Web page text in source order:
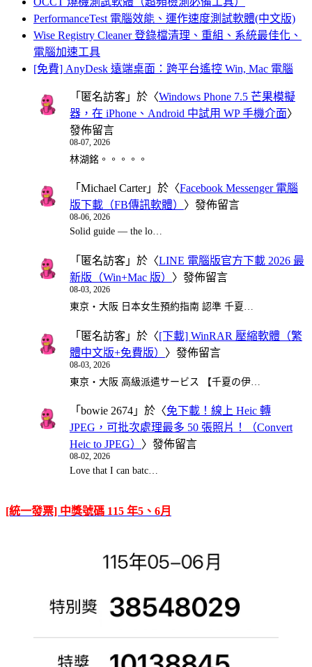
PerformanceTest 電腦效能、運作速度測試軟體(中文版)
Wise Registry Cleaner 登錄檔清理、重組、系統最佳化、
電腦加速工具
[免費] AnyDesk 遠端桌面：跨平台遙控 Win, Mac 電腦
「 匿名訪客 」於〈Windows Phone 7.5 芒果模擬
器，在 iPhone、Android 中試用 WP 手機介面〉
發佈留言
08-07, 2026
林湖銘。。。。。
「 Michael Carter」於〈Facebook Messenger 電腦
版下載（FB傳訊軟體） 〉發佈留言
08-06, 2026
Solid guide — the lo…
「 匿名訪客 」於〈LINE 電腦版官方下載 2026 最
新版（Win+Mac 版） 〉發佈留言
08-03, 2026
東京・大阪 日本女生預約指南 認準 千夏…
「 匿名訪客 」於〈[下載] WinRAR 壓縮軟體（繁
體中文版+免費版） 〉發佈留言
08-03, 2026
東京・大阪 高級派遣サービス 【千夏の伊…
「 bowie 2674 」於〈免下載！線上 Heic 轉
JPEG，可批次處理最多 50 張照片！（Convert
Heic to JPEG） 〉發佈留言
08-02, 2026
Love that I can batc…
[統一發票] 中獎號碼 115 年5、6月